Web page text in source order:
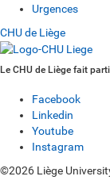
Urgences
CHU de Liège
Le CHU de Liège fait
Facebook
Linkedin
Youtube
Instagram
©2026 Liège